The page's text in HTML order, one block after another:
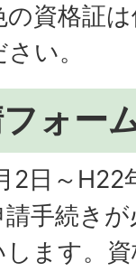
資格証
い。
ォー
2日～H22
手続き
ます。